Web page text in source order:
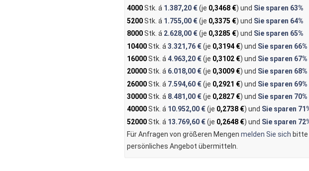
4000Stk. á 1.387,20 €(je 0,3468 €) und Sie sparen 63%
5200Stk. á 1.755,00 €(je 0,3375 €) und Sie sparen 64%
8000Stk. á 2.628,00 €(je 0,3285 €) und Sie sparen 65%
10400Stk. á 3.321,76 €(je 0,3194 €) und Sie sparen 66%
16000Stk. á 4.963,20 €(je 0,3102 €) und Sie sparen 67%
20000Stk. á 6.018,00 €(je 0,3009 €) und Sie sparen 68%
26000Stk. á 7.594,60 €(je 0,2921 €) und Sie sparen 69%
30000Stk. á 8.481,00 €(je 0,2827 €) und Sie sparen 70%
40000Stk. á 10.952,00 €(je 0,2738 €) und Sie sparen
52000Stk. á 13.769,60 €(je 0,2648 €) und Sie sparen
Für Anfragen von größeren Mengen melden Sie sich bitte
persönliches Angebot übermitteln.